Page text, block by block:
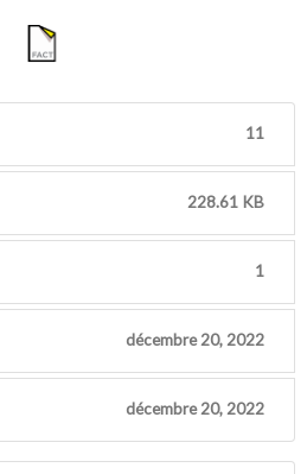
11
228.61 KB
1
décembre 20, 2022
décembre 20, 2022